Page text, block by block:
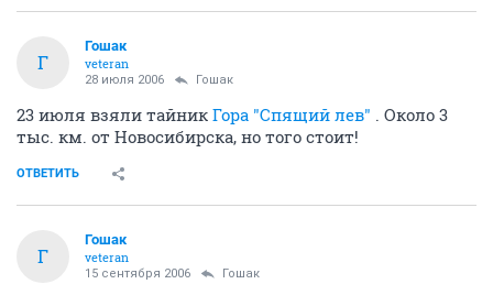
Г
Гошак
veteran
28 июля 2006 Гошак
23 июля взяли тайник Гора "Спящий лев" . Около 3
тыс. км. от Новосибирска, но того стоит!
ОТВЕТИТЬ
Г
Гошак
veteran
15 сентября 2006 Гошак